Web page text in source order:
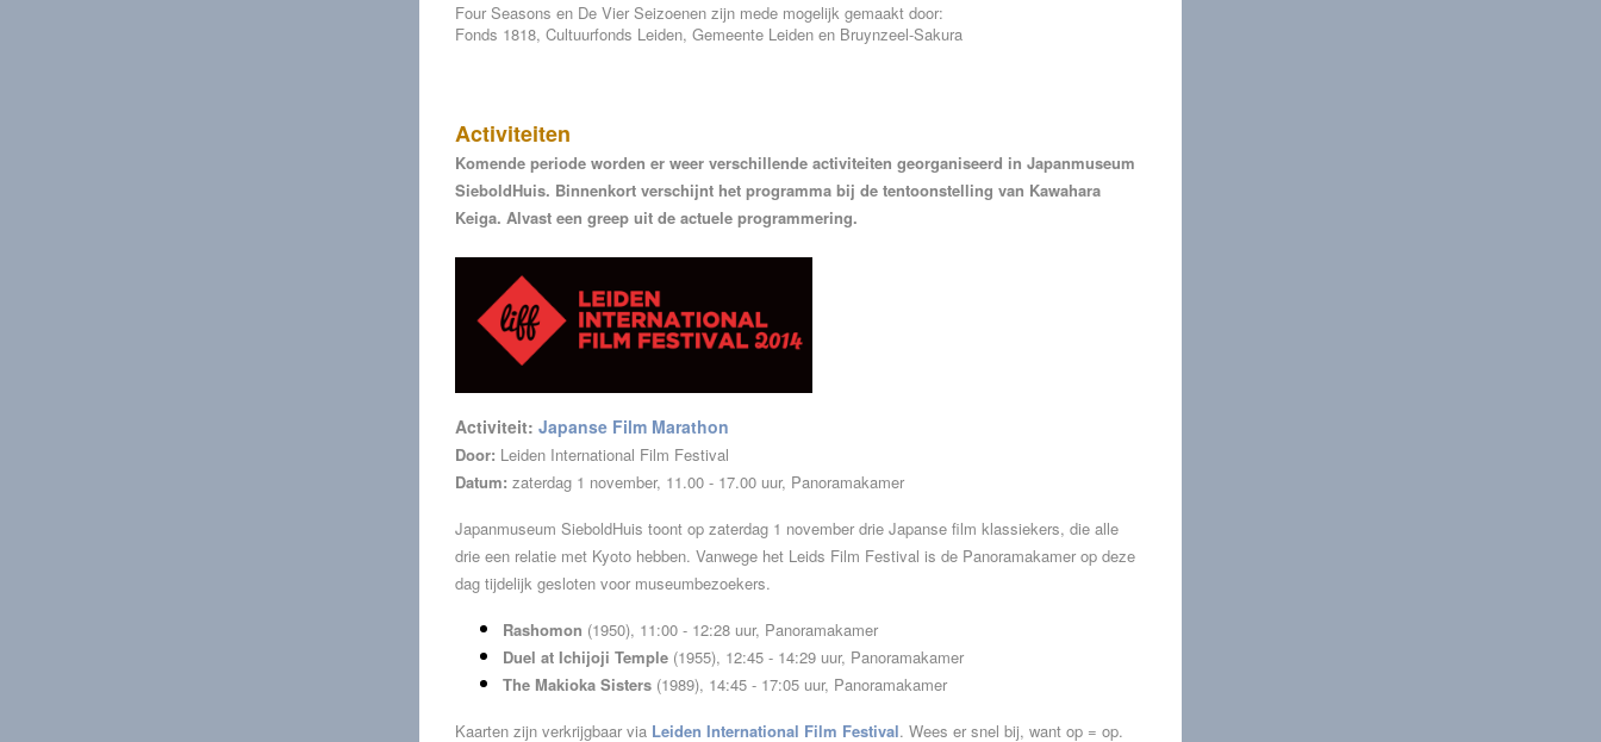
Four Seasons en De Vier Seizoenen zijn mede mogelijk gemaakt door:
Fonds 1818, Cultuurfonds Leiden, Gemeente Leiden en Bruynzeel-Sakura
Activiteiten
Komende periode worden er weer verschillende activiteiten georganiseerd in Japanmuseum
SieboldHuis. Binnenkort verschijnt het programma bij de tentoonstelling van Kawahara
Keiga. Alvast een greep uit de actuele programmering.
Activiteit: Japanse Film Marathon
Door: Leiden International Film Festival
Datum: zaterdag 1 november, 11.00 - 17.00 uur, Panoramakamer
Japanmuseum SieboldHuis toont op zaterdag 1 november drie Japanse film klassiekers, die alle
drie een relatie met Kyoto hebben. Vanwege het Leids Film Festival is de Panoramakamer op deze
dag tijdelijk gesloten voor museumbezoekers.
Rashomon (1950), 11:00 - 12:28 uur, Panoramakamer
Duel at Ichijoji Temple (1955), 12:45 - 14:29 uur, Panoramakamer
The Makioka Sisters (1989), 14:45 - 17:05 uur, Panoramakamer
Kaarten zijn verkrijgbaar via Leiden International Film Festival. Wees er snel bij, want op = op.